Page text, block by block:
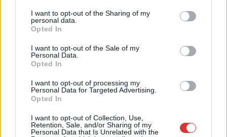
not limited to your visit or usage behaviour. You may click to
grant or deny consent to Google and its third-party tags to
use your data for below specified purposes in below Google
consent section.
I want to opt-out of the Sharing of my
personal data.
Opted In
I want to opt-out of the Sale of my
Personal Data.
Opted In
I want to opt-out of processing my
Personal Data for Targeted Advertising.
Opted In
I want to opt-out of Collection, Use,
Retention, Sale, and/or Sharing of my
Personal Data that Is Unrelated with the